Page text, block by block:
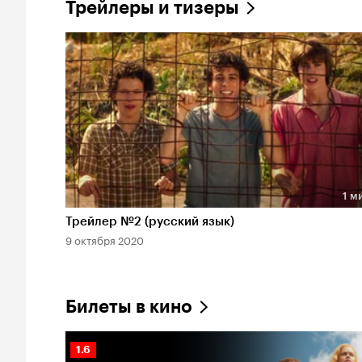
Трейлеры и тизеры
Длительность 1 мин
1
Трейлер №2 (русский язык)
9 октября 2020
Билеты в кино
Рейтинг
1.6